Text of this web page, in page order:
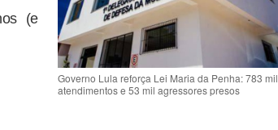
(e
Governo Lula reforça Lei Maria da Penha: 783 mil
atendimentos e 53 mil agressores presos